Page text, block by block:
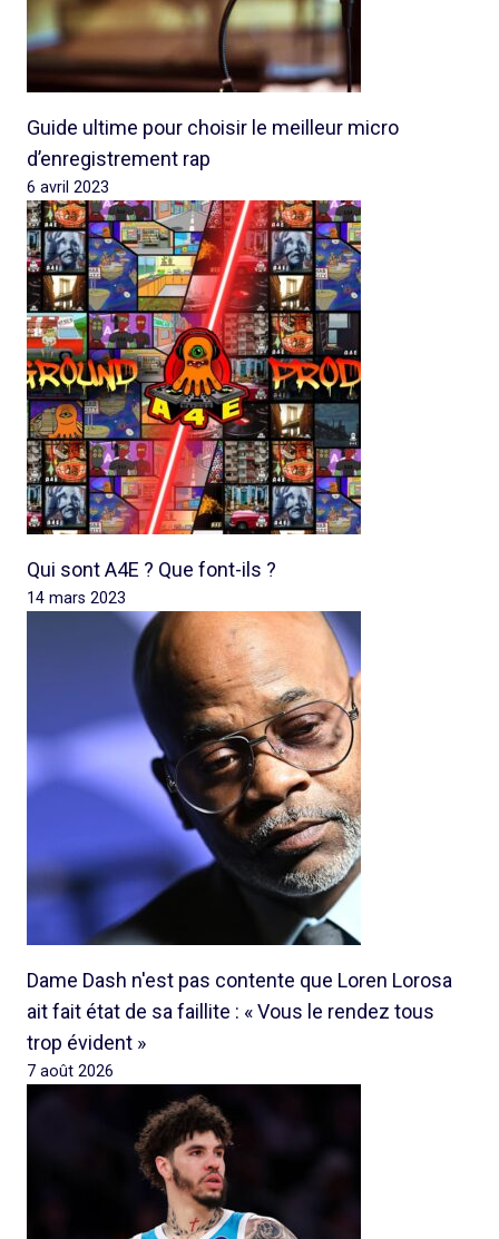
Guide ultime pour choisir le meilleur micro
d’enregistrement rap
6 avril 2023
Qui sont A4E ? Que font-ils ?
14 mars 2023
Dame Dash n'est pas contente que Loren Lorosa
ait fait état de sa faillite : « Vous le rendez tous
trop évident »
7 août 2026